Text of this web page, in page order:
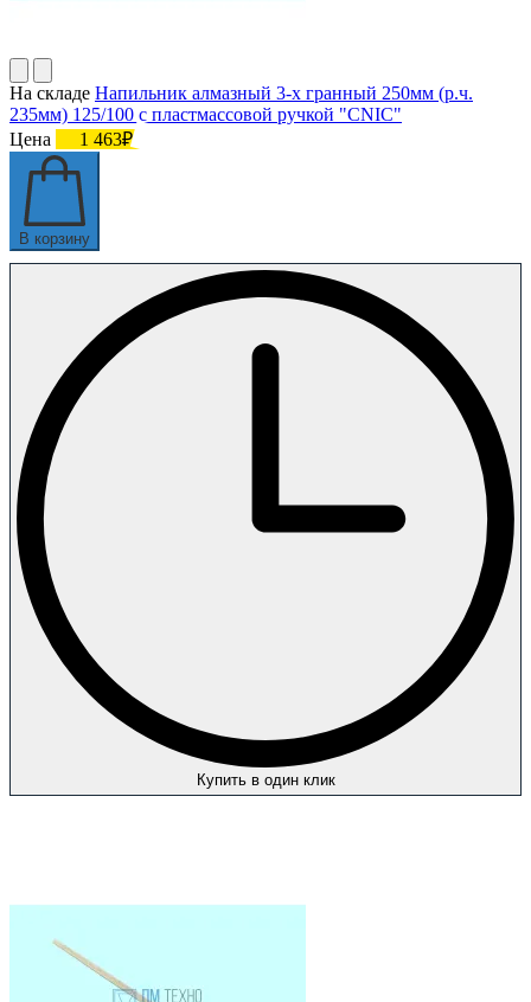
На складе Напильник алмазный 3-х гранный 250мм (р.ч.
235мм) 125/100 с пластмассовой ручкой "CNIC"
Цена
1 463₽
В корзину
Купить в один клик